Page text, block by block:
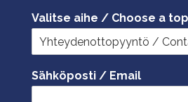
Valitse aihe / Choose a
Sähköposti / Email